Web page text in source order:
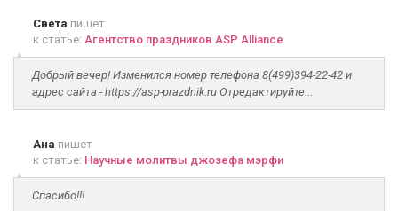
Света пишет
к статье: Агентство праздников ASP Alliance
Добрый вечер! Изменился номер телефона 8(499)394-22-42 и
адрес сайта - https://asp-prazdnik.ru Отредактируйте...
Ана пишет
к статье: Научные молитвы джозефа мэрфи
Спасибо!!!